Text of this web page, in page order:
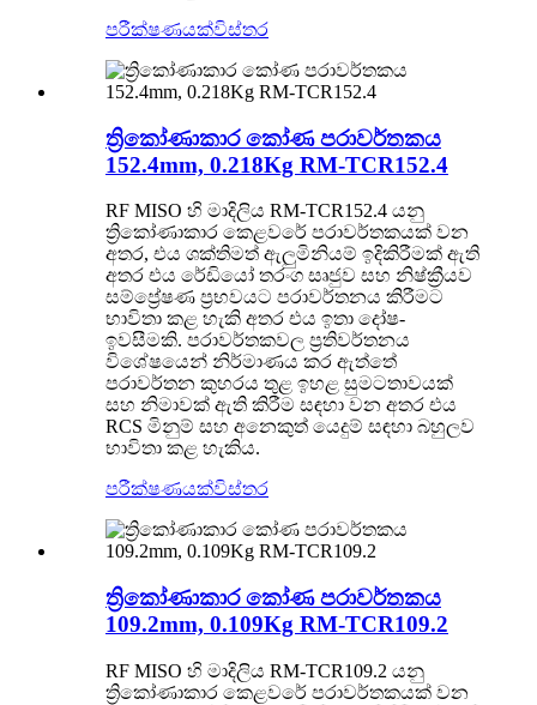
පරීක්ෂණයක්විස්තර
ත්‍රිකෝණාකාර කෝණ පරාවර්තකය
152.4mm, 0.218Kg RM-TCR152.4
RF MISO හි මාදිලිය RM-TCR152.4 යනු
ත්‍රිකෝණාකාර කෙළවරේ පරාවර්තකයක් වන
අතර, එය ශක්තිමත් ඇලුමිනියම් ඉදිකිරීමක් ඇති
අතර එය රේඩියෝ තරංග සෘජුව සහ නිෂ්ක්‍රීයව
සම්ප්‍රේෂණ ප්‍රභවයට පරාවර්තනය කිරීමට
භාවිතා කළ හැකි අතර එය ඉතා දෝෂ-
ඉවසීමකි. පරාවර්තකවල ප්‍රතිවර්තනය
විශේෂයෙන් නිර්මාණය කර ඇත්තේ
පරාවර්තන කුහරය තුළ ඉහළ සුමටතාවයක්
සහ නිමාවක් ඇති කිරීම සඳහා වන අතර එය
RCS මිනුම් සහ අනෙකුත් යෙදුම් සඳහා බහුලව
භාවිතා කළ හැකිය.
පරීක්ෂණයක්විස්තර
ත්‍රිකෝණාකාර කෝණ පරාවර්තකය
109.2mm, 0.109Kg RM-TCR109.2
RF MISO හි මාදිලිය RM-TCR109.2 යනු
ත්‍රිකෝණාකාර කෙළවරේ පරාවර්තකයක් වන